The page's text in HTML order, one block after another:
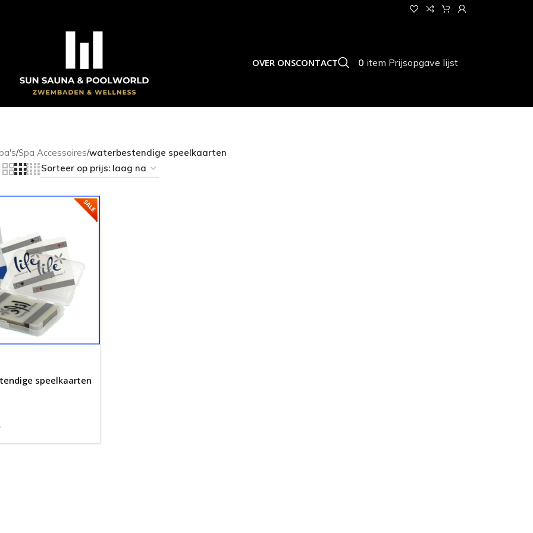
OVER ONSCONTACT 0 item Prijsopgave lijst
/Spa Accessoires/waterbestendige speelkaarten
speelkaarten